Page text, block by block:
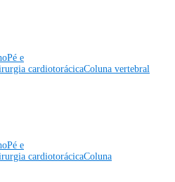
Pé e
cardiotorácicaColuna vertebral
Pé e
cardiotorácicaColuna